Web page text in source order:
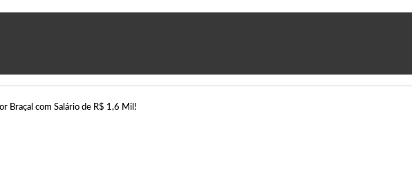
Braçal com Salário de R$ 1,6 Mil!